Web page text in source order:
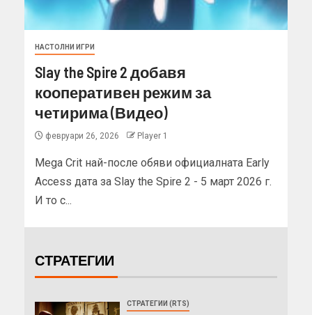
НАСТОЛНИ ИГРИ
Slay the Spire 2 добавя
кооперативен режим за
четирима (Видео)
февруари 26, 2026 Player 1
Mega Crit най-после обяви официалната Early
Access дата за Slay the Spire 2 - 5 март 2026 г.
И то с...
СТРАТЕГИИ
СТРАТЕГИИ (RTS)